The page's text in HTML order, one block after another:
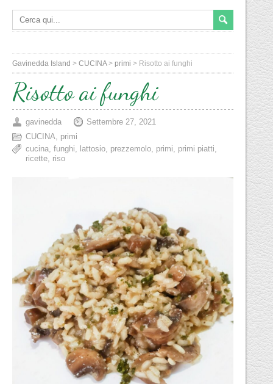
Gavinedda Island >CUCINA> primi > Risotto ai funghi
Risotto ai funghi
gavinedda
Settembre 27, 2021
CUCINA, primi
cucina,funghi, lattosio, prezzemolo, primi, primi piatti,
ricette, riso